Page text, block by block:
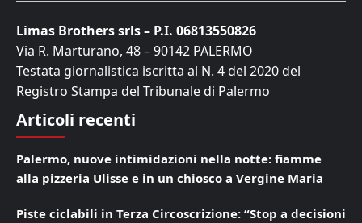
Limas Brothers srls – P.I. 06813550826
Via R. Marturano, 48 – 90142 PALERMO
Testata giornalistica iscritta al N. 4 del 2020 del
Registro Stampa del Tribunale di Palermo
Articoli recenti
Palermo, nuove intimidazioni nella notte: fiamme
alla pizzeria Ulisse e in un chiosco a Vergine Maria
Piste ciclabili in Terza Circoscrizione: “Stop a decisioni